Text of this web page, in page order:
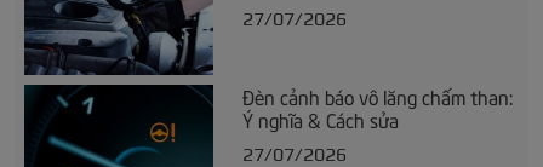
27/07/2026
Đèn cảnh báo vô lăng chấm than:
Ý nghĩa & Cách sửa
27/07/2026